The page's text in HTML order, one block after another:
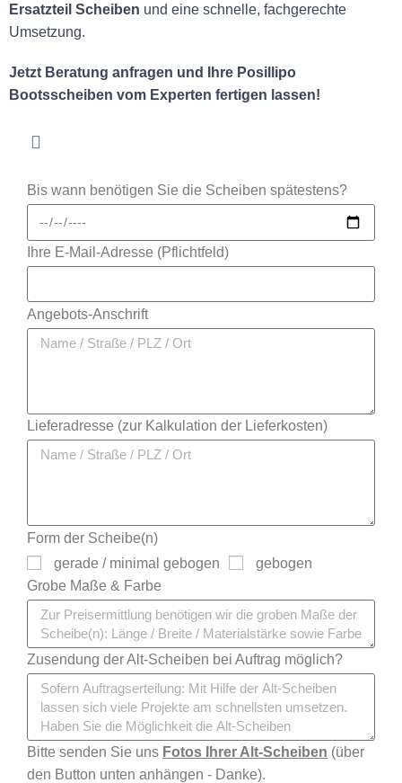
Ersatzteil Scheiben und eine schnelle, fachgerechte
Umsetzung.
Jetzt Beratung anfragen und Ihre Posillipo
Bootsscheiben vom Experten fertigen lassen!
Bis wann benötigen Sie die Scheiben spätestens?
Ihre E-Mail-Adresse (Pflichtfeld)
Angebots-Anschrift
Lieferadresse (zur Kalkulation der Lieferkosten)
Form der Scheibe(n)
gerade / minimal gebogen
gebogen
Grobe Maße & Farbe
Zusendung der Alt-Scheiben bei Auftrag möglich?
Bitte senden Sie uns Fotos Ihrer Alt-Scheiben (über
den Button unten anhängen - Danke).